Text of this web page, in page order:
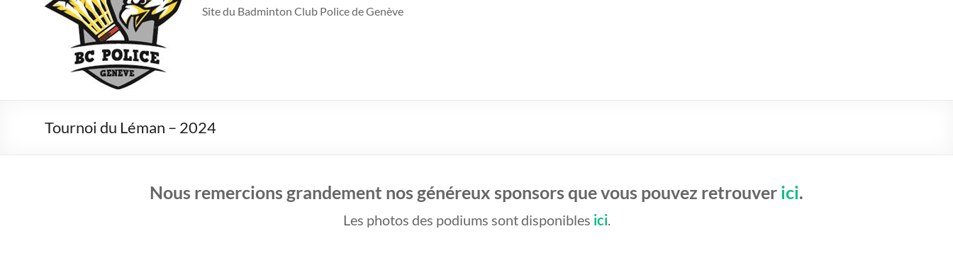
Site du Badminton Club Police de Genève
Tournoi du Léman – 2024
Nous remercions grandement nos généreux sponsors que vous pouvez retrouver ici.
Les photos des podiums sont disponibles ici.